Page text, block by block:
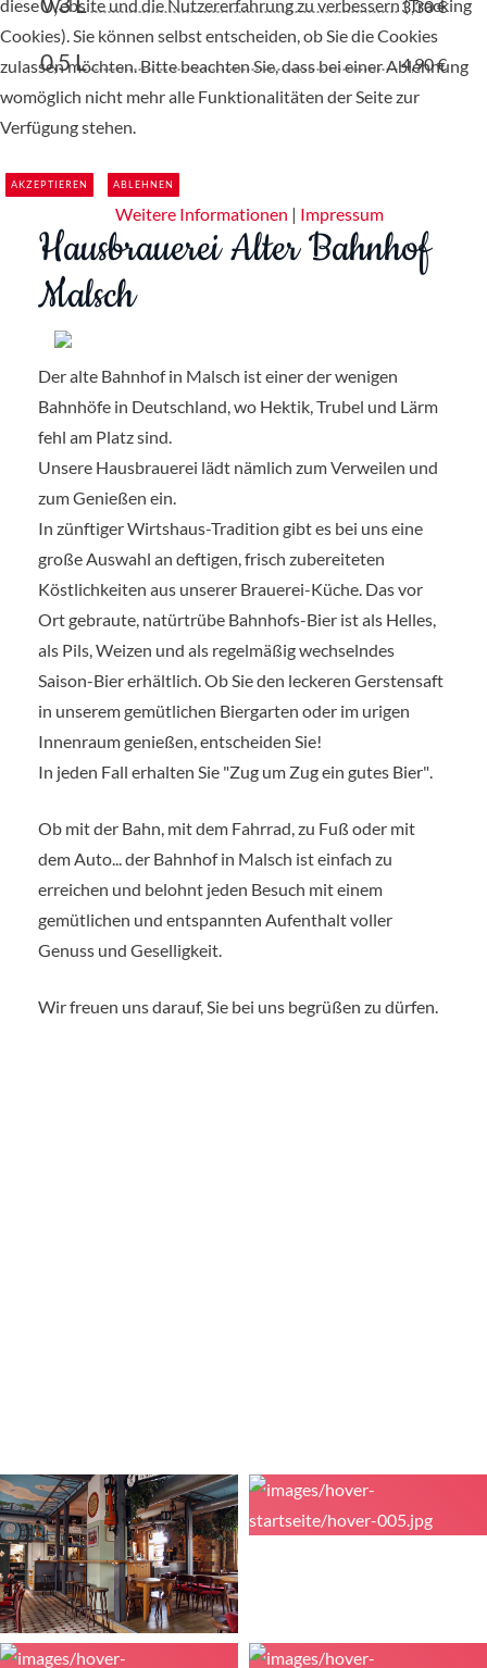
3,30 €
0,5 L 4,90 €
Hausbrauerei Alter Bahnhof
Malsch
Der alte Bahnhof in Malsch ist einer der wenigen
Bahnhöfe in Deutschland, wo Hektik, Trubel und Lärm
fehl am Platz sind.
Unsere Hausbrauerei lädt nämlich zum Verweilen und
zum Genießen ein.
In zünftiger Wirtshaus-Tradition gibt es bei uns eine
große Auswahl an deftigen, frisch zubereiteten
Köstlichkeiten aus unserer Brauerei-Küche. Das vor
Ort gebraute, natürtrübe Bahnhofs-Bier ist als Helles,
als Pils, Weizen und als regelmäßig wechselndes
Saison-Bier erhältlich. Ob Sie den leckeren Gerstensaft
in unserem gemütlichen Biergarten oder im urigen
Innenraum genießen, entscheiden Sie!
In jeden Fall erhalten Sie "Zug um Zug ein gutes Bier".
Ob mit der Bahn, mit dem Fahrrad, zu Fuß oder mit
dem Auto... der Bahnhof in Malsch ist einfach zu
erreichen und belohnt jeden Besuch mit einem
gemütlichen und entspannten Aufenthalt voller
Genuss und Geselligkeit.
Wir freuen uns darauf, Sie bei uns begrüßen zu dürfen.
diese Website und die Nutzererfahrung zu verbessern (Tracking
Cookies). Sie können selbst entscheiden, ob Sie die Cookies
zulassen möchten. Bitte beachten Sie, dass bei einer Ablehnung
womöglich nicht mehr alle Funktionalitäten der Seite zur
Verfügung stehen.
AKZEPTIEREN ABLEHNEN
Weitere Informationen | Impressum